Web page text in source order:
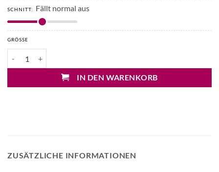
SCHNITT: Fällt normal aus
GRÖSSE
IN DEN WARENKORB
ZUSÄTZLICHE INFORMATIONEN